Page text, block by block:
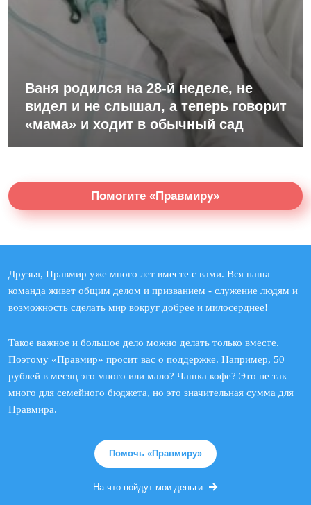
Ваня родился на 28-й неделе, не
видел и не слышал, а теперь говорит
«мама» и ходит в обычный сад
Помогите «Правмиру»
Друзья, Правмир уже много лет вместе с вами. Вся наша
команда живет общим делом и призванием - служение людям и
возможность сделать мир вокруг добрее и милосерднее!
Такое важное и большое дело можно делать только вместе.
Поэтому «Правмир» просит вас о поддержке. Например, 50
рублей в месяц это много или мало? Чашка кофе? Это не так
много для семейного бюджета, но это значительная сумма для
Правмира.
Помочь «Правмиру»
На что пойдут мои деньги